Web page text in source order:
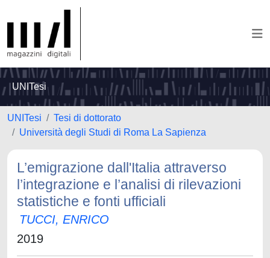
UNITesi
UNITesi
Tesi di dottorato
Università degli Studi di Roma La Sapienza
L’emigrazione dall'Italia attraverso
l’integrazione e l’analisi di rilevazioni
statistiche e fonti ufficiali
TUCCI, ENRICO
2019